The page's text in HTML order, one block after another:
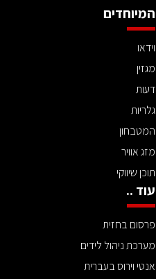
המיוחדים
וידאו
מגזין
דעות
גלריות
המטבחון
מזג אוויר
תוכן שיווקי
עוד ..
פרסום בחזית
מערכת ניהול לידים
אנטי וירוס בעברית